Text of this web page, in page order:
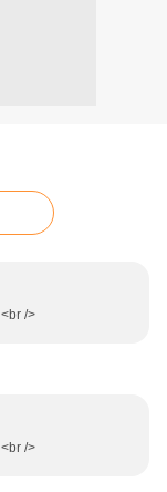
/>
/>